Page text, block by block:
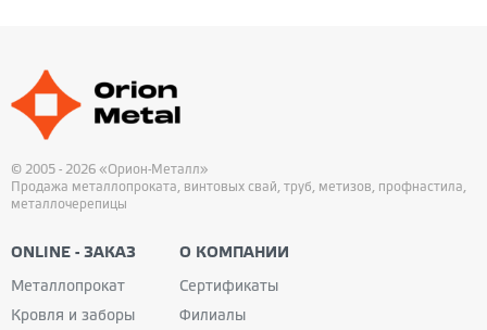
© 2005 - 2026 «Орион-Металл»
Продажа металлопроката, винтовых свай, труб, метизов, профнастила,
металлочерепицы
ONLINE - ЗАКАЗ
Металлопрокат
Кровля и заборы
О КОМПАНИИ
Сертификаты
Филиалы